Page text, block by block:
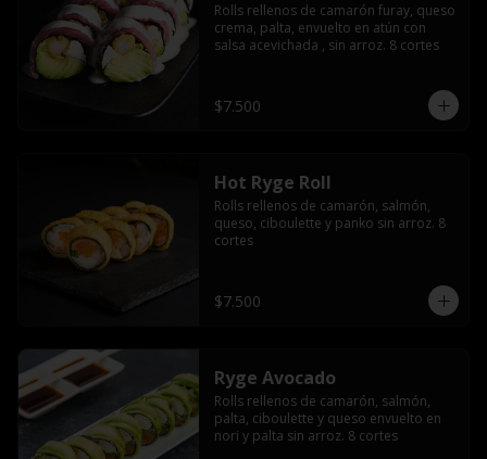
Rolls rellenos de camarón furay, queso
crema, palta, envuelto en atún con
salsa acevichada , sin arroz. 8 cortes
$7.500
Hot Ryge Roll
Rolls rellenos de camarón, salmón,
queso, ciboulette y panko sin arroz. 8
cortes
$7.500
Ryge Avocado
Rolls rellenos de camarón, salmón,
palta, ciboulette y queso envuelto en
nori y palta sin arroz. 8 cortes